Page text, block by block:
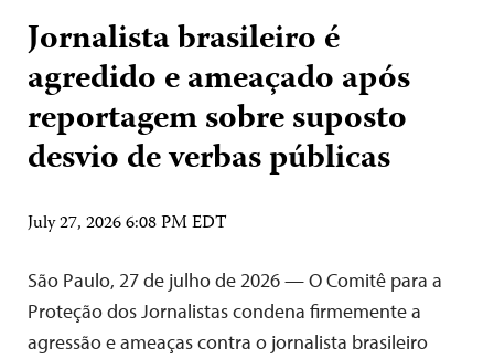
Jornalista brasileiro é
agredido e ameaçado após
reportagem sobre suposto
desvio de verbas públicas
July 27, 2026 6:08 PM EDT
São Paulo, 27 de julho de 2026 — O Comitê para a
Proteção dos Jornalistas condena firmemente a
agressão e ameaças contra o jornalista brasileiro